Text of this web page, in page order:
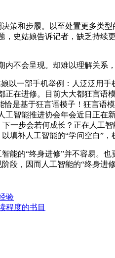
和步履。以至处置更多类型
，史姑娘告诉记者，缺乏持
会呈现。却难以理解关系
一部手机举例：人泛泛用手
正在进修。目前大大都狂言
是基于狂言语模子！狂言语
工智能推进协会年会近日正
一步会若何成长？正在人工
填补人工智能的“学问空白”
的“终身进修”并不容易。也
段，因而人工智能的“终身
验
程度的书目